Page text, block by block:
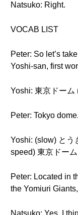
Natsuko: Right.
VOCAB LIST
Peter: So let’s
Yoshi-san, first
Yoshi: 東京ドーム
Peter: Tokyo dome.
Yoshi: (slow) とう
speed) 東京ドー
Peter: Located in
the Yomiuri
Natsuko: Yes, I